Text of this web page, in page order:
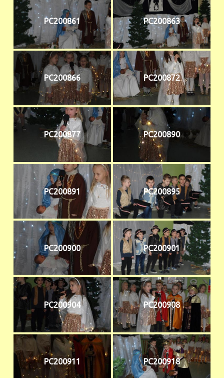
PC200861 PC200863
PC200866 PC200872
PC200877 PC200890
PC200891 PC200895
PC200900 PC200901
PC200904 PC200908
PC200911 PC200918